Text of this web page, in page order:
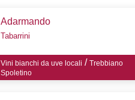
Adarmando
Tabarrini
Vini bianchi da uve locali / Trebbiano
Spoletino